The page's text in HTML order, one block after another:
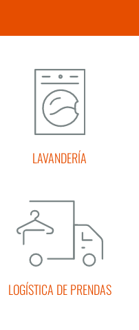
LAVANDERÍA
LOGÍSTICA DE PRENDAS